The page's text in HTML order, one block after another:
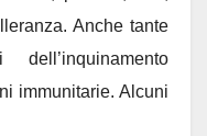
Anche tante
immunitarie. Alcuni